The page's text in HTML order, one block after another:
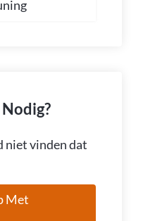
niet vinden dat
Met